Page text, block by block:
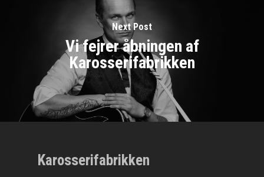
Next Post
Vi fejrer åbningen af
Karosserifabrikken
Karosserifabrikken